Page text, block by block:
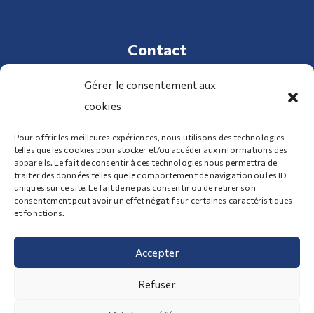
Gérer le consentement aux
cookies
Pour offrir les meilleures expériences, nous utilisons des technologies
telles que les cookies pour stocker et/ou accéder aux informations des
appareils. Le fait de consentir à ces technologies nous permettra de
traiter des données telles que le comportement de navigation ou les ID
uniques sur ce site. Le fait de ne pas consentir ou de retirer son
consentement peut avoir un effet négatif sur certaines caractéristiques
et fonctions.
Accepter
Refuser
Contact
01 34 70 32 98
100 Route de Clermont 95340 Bernes-sur-Oise
Nous contacter